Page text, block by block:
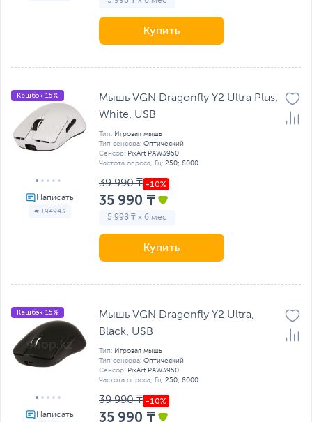
Купить
# 194943
Кешбэк 15%
Мышь VGN Dragonfly Y2 Ultra Plus,
White, USB
Тип: Игровая мышь
Тип сенсора: Оптический
Сенсор: PixArt PAW3950
Частота опроса, Гц: 250; 8000
39 990 ₸
35 990 ₸
5 998 ₸ x 6 мес
Купить
Кешбэк 15%
Мышь VGN Dragonfly Y2 Ultra,
Black, USB
Тип: Игровая мышь
Тип сенсора: Оптический
Сенсор: PixArt PAW3950
Частота опроса, Гц: 250; 8000
39 990 ₸
35 990 ₸